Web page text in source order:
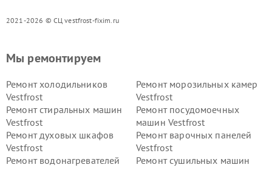
2021-2026 © СЦ vestfrost-fixim.ru
Мы ремонтируем
Ремонт холодильников
Vestfrost
Ремонт морозильных камер
Vestfrost
Ремонт стиральных машин
Vestfrost
Ремонт посудомоечных
машин Vestfrost
Ремонт духовых шкафов
Vestfrost
Ремонт варочных панелей
Vestfrost
Ремонт водонагревателей
Ремонт сушильных машин